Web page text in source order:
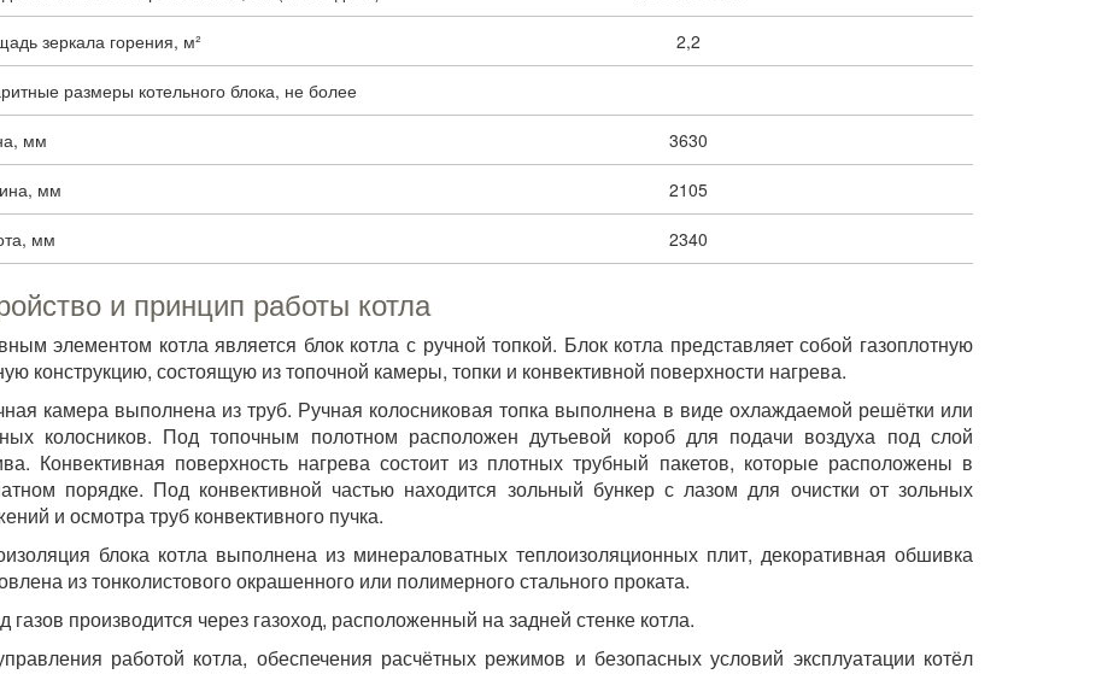
зеркала горения, м² 2,2
размеры котельного блока, не более
мм 3630
мм 2105
мм 2340
и принцип работы котла
элементом котла является блок котла с ручной топкой. Блок котла представляет собой газоплотную
конструкцию, состоящую из топочной камеры, топки и конвективной поверхности нагрева.
камера выполнена из труб. Ручная колосниковая топка выполнена в виде охлаждаемой решётки или
колосников. Под топочным полотном расположен дутьевой короб для подачи воздуха под слой
Конвективная поверхность нагрева состоит из плотных трубный пакетов, которые расположены в
порядке. Под конвективной частью находится зольный бункер с лазом для очистки от зольных
и осмотра труб конвективного пучка.
блока котла выполнена из минераловатных теплоизоляционных плит, декоративная обшивка
из тонколистового окрашенного или полимерного стального проката.
газов производится через газоход, расположенный на задней стенке котла.
работой котла, обеспечения расчётных режимов и безопасных условий эксплуатации котёл